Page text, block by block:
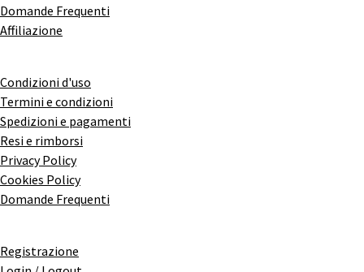
Domande Frequenti
Affiliazione
Condizioni d'uso
Termini e condizioni
Spedizioni e pagamenti
Resi e rimborsi
Privacy Policy
Cookies Policy
Domande Frequenti
Registrazione